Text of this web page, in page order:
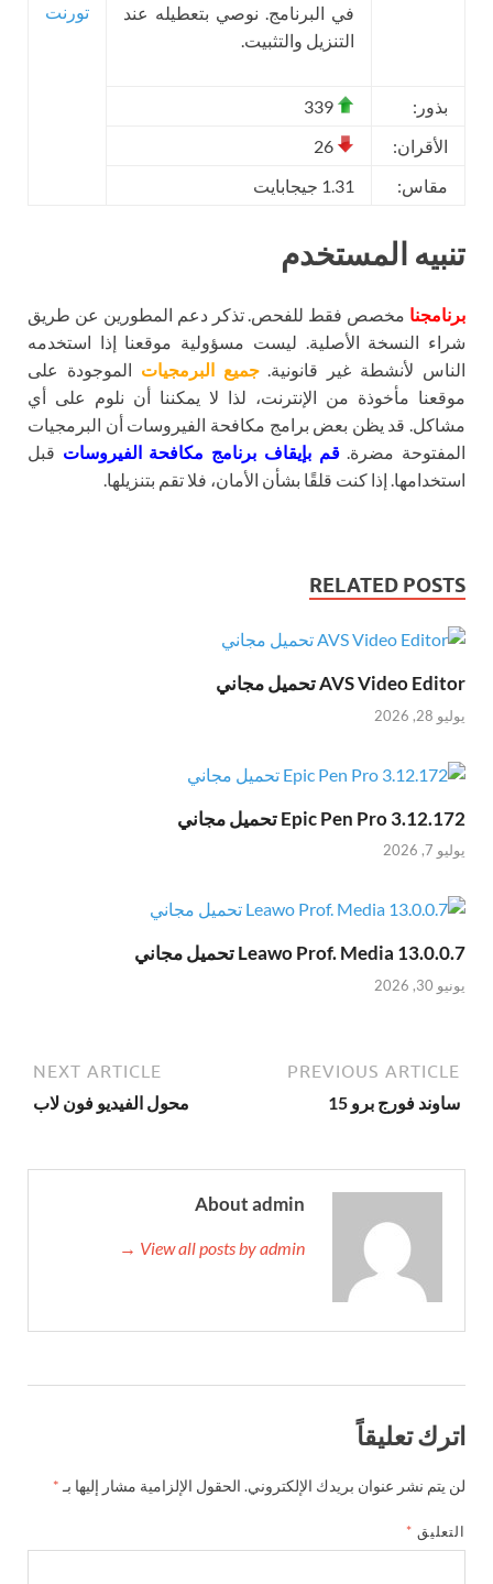
تورنت
في البرنامج. نوصي بتعطيله عند
التنزيل والتثبيت.
بذور:
الأقران:
مقاس:
1.31 جيجابايت
تنبيه المستخدم
برنامجنا مخصص فقط للفحص. تذكر دعم المطورين عن طريق
شراء النسخة الأصلية. ليست مسؤولية موقعنا إذا استخدمه
الناس لأنشطة غير قانونية.جميع البرمجيات الموجودة على
موقعنا مأخوذة من الإنترنت، لذا لا يمكننا أن نلوم على أي
مشاكل. قد يظن بعض برامج مكافحة الفيروسات أن البرمجيات
المفتوحة مضرة.قم بإيقاف برنامج مكافحة الفيروسات قبل
استخدامها. إذا كنت قلقًا بشأن الأمان، فلا تقم بتنزيلها.
RELATED POSTS
AVS Video Editor تحميل مجاني
يوليو 28, 2026
Epic Pen Pro 3.12.172 تحميل مجاني
يوليو 7, 2026
Leawo Prof. Media 13.0.0.7 تحميل مجاني
يونيو 30, 2026
PREVIOUS ARTICLE
ساوند فورج برو 15
NEXT ARTICLE
محول الفيديو فون لاب
About admin
View all posts by admin →
اترك تعليقاً
لن يتم نشر عنوان بريدك الإلكتروني. الحقول الإلزامية مشار إليها بـ *
التعليق *